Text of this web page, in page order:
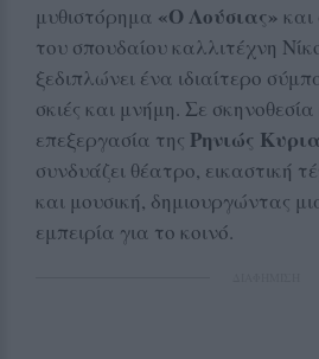
μυθιστόρημα «Ο Λούσιας»
του σπουδαίου καλλιτέχνη
ξεδιπλώνει ένα ιδιαίτερο
σκιές και μνήμη. Σε
επεξεργασία της Ρηνιώς
συνδυάζει θέατρο, εικαστική
και μουσική, δημιουργώντας
εμπειρία για το κοινό.